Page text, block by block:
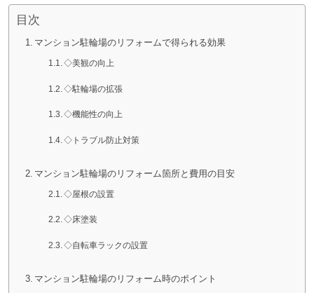
目次
マンション駐輪場のリフォームで得られる効果
◇美観の向上
◇駐輪場の拡張
◇機能性の向上
◇トラブル防止対策
マンション駐輪場のリフォーム箇所と費用の目安
◇屋根の設置
◇床塗装
◇自転車ラックの設置
マンション駐輪場のリフォーム時のポイント